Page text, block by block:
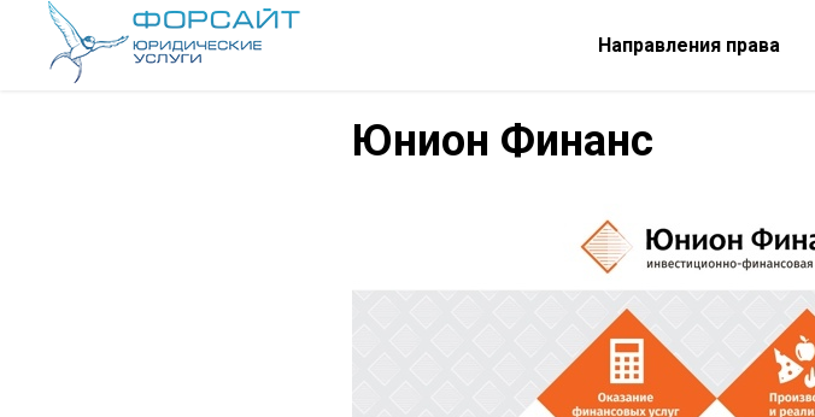
Направления права
Юнион Финанс